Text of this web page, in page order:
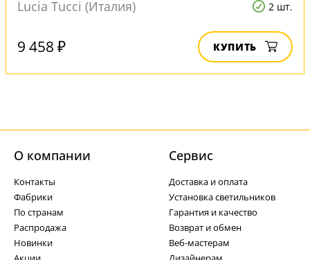
Lucia Tucci (Италия) 2 шт.
9 458 ₽ КУПИТЬ
О компании
Контакты
Фабрики
По странам
Распродажа
Новинки
Cервис
Доставка и оплата
Установка светильников
Гарантия и качество
Возврат и обмен
Веб-мастерам